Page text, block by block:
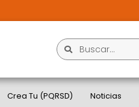
Crea Tu (PQRSD) Noticias